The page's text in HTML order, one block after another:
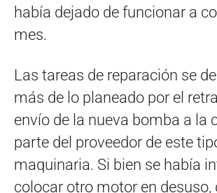
había dejado de funcionar a
mes.
Las tareas de reparación se
más de lo planeado por el
envío de la nueva bomba a la
parte del proveedor de este
maquinaria. Si bien se había
colocar otro motor en desuso,